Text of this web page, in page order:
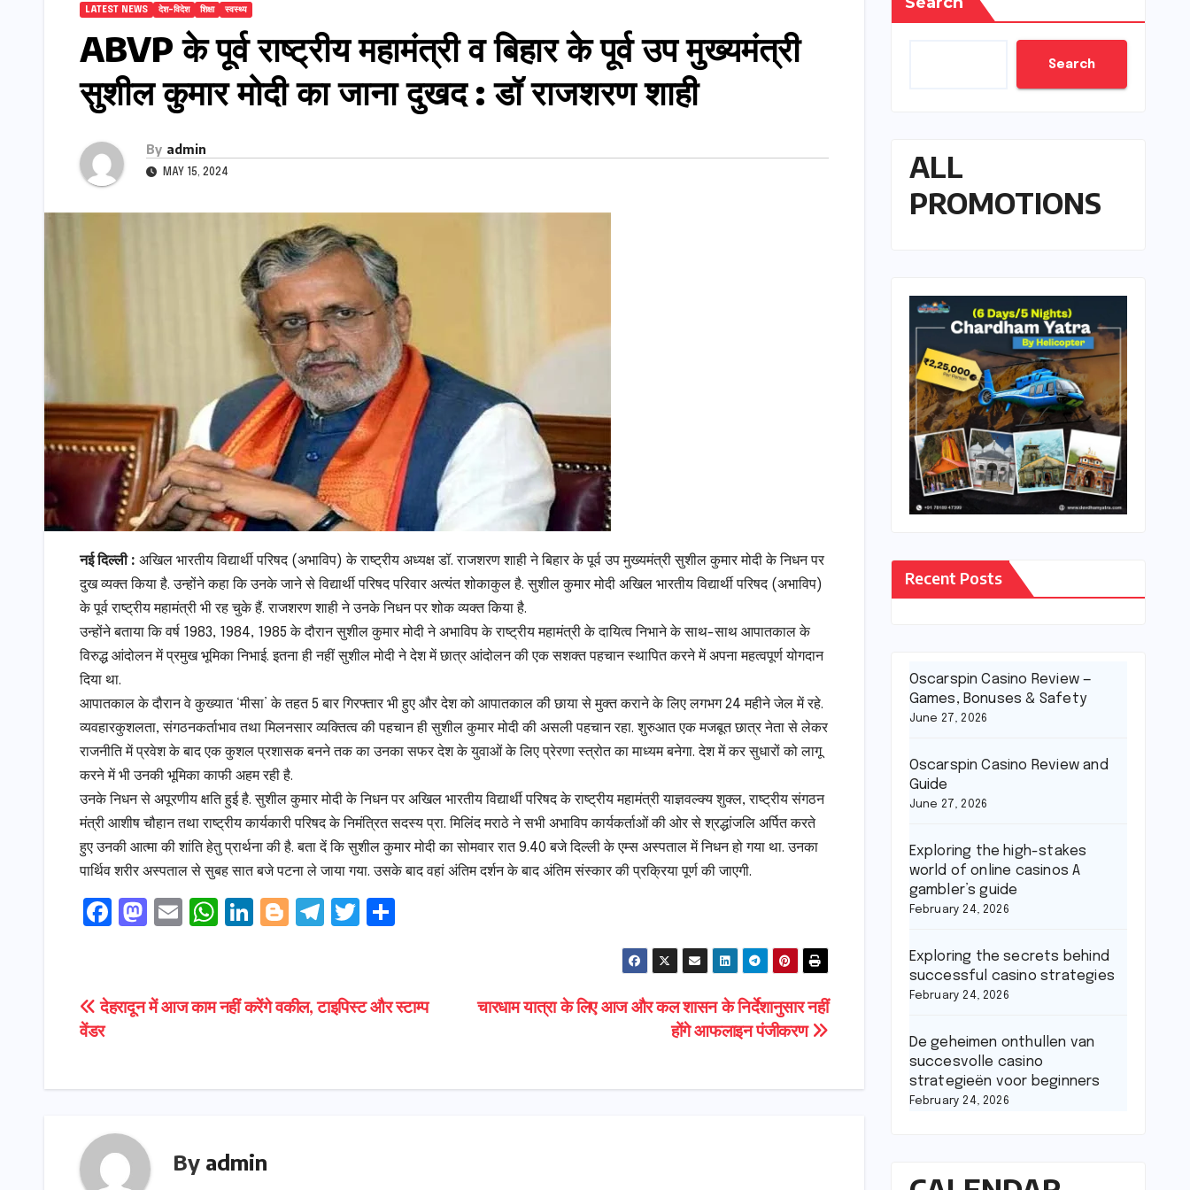
LATEST NEWS देश-विदेश शिक्षा स्वस्थ्य
ABVP के पूर्व राष्ट्रीय महामंत्री व बिहार के पूर्व उप मुख्यमंत्री
सुशील कुमार मोदी का जाना दुखद : डॉ राजशरण शाही
By admin
MAY 15, 2024
नई दिल्ली : अखिल भारतीय विद्यार्थी परिषद (अभाविप) के राष्ट्रीय अध्यक्ष डॉ. राजशरण शाही ने बिहार के पूर्व उप मुख्यमंत्री सुशील कुमार मोदी के निधन पर
दुख व्यक्त किया है. उन्होंने कहा कि उनके जाने से विद्यार्थी परिषद परिवार अत्यंत शोकाकुल है. सुशील कुमार मोदी अखिल भारतीय विद्यार्थी परिषद (अभाविप)
के पूर्व राष्ट्रीय महामंत्री भी रह चुके हैं. राजशरण शाही ने उनके निधन पर शोक व्यक्त किया है.
उन्होंने बताया कि वर्ष 1983, 1984, 1985 के दौरान सुशील कुमार मोदी ने अभाविप के राष्ट्रीय महामंत्री के दायित्व निभाने के साथ-साथ आपातकाल के
विरुद्ध आंदोलन में प्रमुख भूमिका निभाई. इतना ही नहीं सुशील मोदी ने देश में छात्र आंदोलन की एक सशक्त पहचान स्थापित करने में अपना महत्वपूर्ण योगदान
दिया था.
आपातकाल के दौरान वे कुख्यात ‘मीसा’ के तहत 5 बार गिरफ्तार भी हुए और देश को आपातकाल की छाया से मुक्त कराने के लिए लगभग 24 महीने जेल में रहे.
व्यवहारकुशलता, संगठनकर्ताभाव तथा मिलनसार व्यक्तित्व की पहचान ही सुशील कुमार मोदी की असली पहचान रहा. शुरुआत एक मजबूत छात्र नेता से लेकर
राजनीति में प्रवेश के बाद एक कुशल प्रशासक बनने तक का उनका सफर देश के युवाओं के लिए प्रेरणा स्त्रोत का माध्यम बनेगा. देश में कर सुधारों को लागू
करने में भी उनकी भूमिका काफी अहम रही है.
उनके निधन से अपूरणीय क्षति हुई है. सुशील कुमार मोदी के निधन पर अखिल भारतीय विद्यार्थी परिषद के राष्ट्रीय महामंत्री याज्ञवल्क्य शुक्ल, राष्ट्रीय संगठन
मंत्री आशीष चौहान तथा राष्ट्रीय कार्यकारी परिषद के निमंत्रित सदस्य प्रा. मिलिंद मराठे ने सभी अभाविप कार्यकर्ताओं की ओर से श्रद्धांजलि अर्पित करते
हुए उनकी आत्मा की शांति हेतु प्रार्थना की है. बता दें कि सुशील कुमार मोदी का सोमवार रात 9.40 बजे दिल्ली के एम्स अस्पताल में निधन हो गया था. उनका
पार्थिव शरीर अस्पताल से सुबह सात बजे पटना ले जाया गया. उसके बाद वहां अंतिम दर्शन के बाद अंतिम संस्कार की प्रक्रिया पूर्ण की जाएगी.
F
e
o
M
t
o
E
l
W
ts
p
Li
e
Bl
g
T
gr
a
T
t
e
Post
चारधाम यात्रा के लिए आज और कल शासन के निर्देशानुसार नहीं
होंगे आफलाइन पंजीकरण
देहरादून में आज काम नहीं करेंगे वकील, टाइपिस्ट और स्टाम्प
वेंडर
By admin
Search
ALL
PROMOTIONS
Recent Posts
Oscarspin Casino Review —
Games, Bonuses & Safety
June 27, 2026
Oscarspin Casino Review and
Guide
June 27, 2026
Exploring the high-stakes
world of online casinos A
gambler’s guide
February 24, 2026
Exploring the secrets behind
successful casino strategies
February 24, 2026
De geheimen onthullen van
succesvolle casino
strategieën voor beginners
February 24, 2026